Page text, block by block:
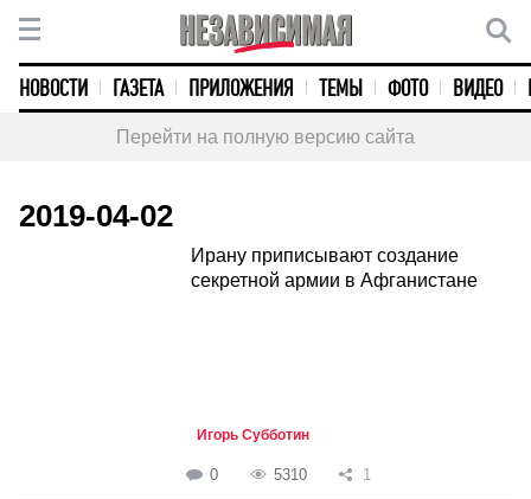
НОВОСТИ ГАЗЕТА ПРИЛОЖЕНИЯ ТЕМЫ ФОТО ВИДЕО
Перейти на полную версию сайта
2019-04-02
Ирану приписывают создание
секретной армии в Афганистане
Игорь Субботин
0 5310 1